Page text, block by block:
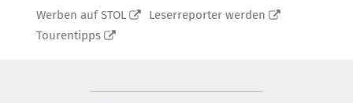
Werben auf STOL
Leserreporter werden
Tourentipps